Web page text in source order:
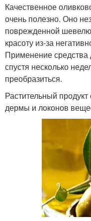
Качественное
очень полезно. Оно
поврежденной
красоту из-за
Применение средства
спустя несколько
преобразиться.
Растительный
дермы и локонов